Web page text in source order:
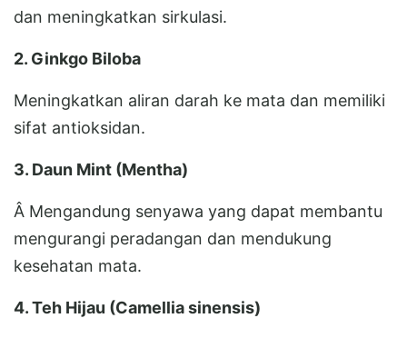
dan meningkatkan sirkulasi.
2. Ginkgo Biloba
Meningkatkan aliran darah ke mata dan memiliki
sifat antioksidan.
3. Daun Mint (Mentha)
Â Mengandung senyawa yang dapat membantu
mengurangi peradangan dan mendukung
kesehatan mata.
4. Teh Hijau (Camellia sinensis)